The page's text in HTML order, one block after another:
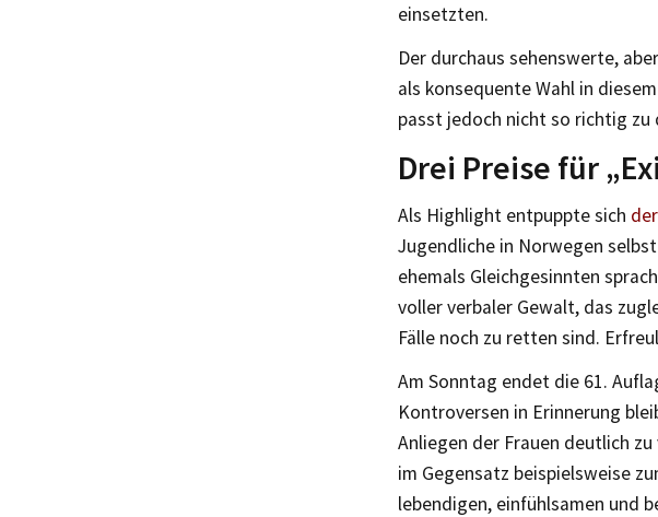
einsetzten.
Der durchaus sehenswerte,
als konsequente Wahl in
passt jedoch nicht so richtig zu
Drei Preise für
Als Highlight entpuppte sich
Jugendliche in Norwegen
ehemals Gleichgesinnten
voller verbaler Gewalt, das
Fälle noch zu retten sind.
Am Sonntag endet die 61.
Kontroversen in Erinnerung
Anliegen der Frauen deutlich
im Gegensatz beispielsweise
lebendigen, einfühlsamen und